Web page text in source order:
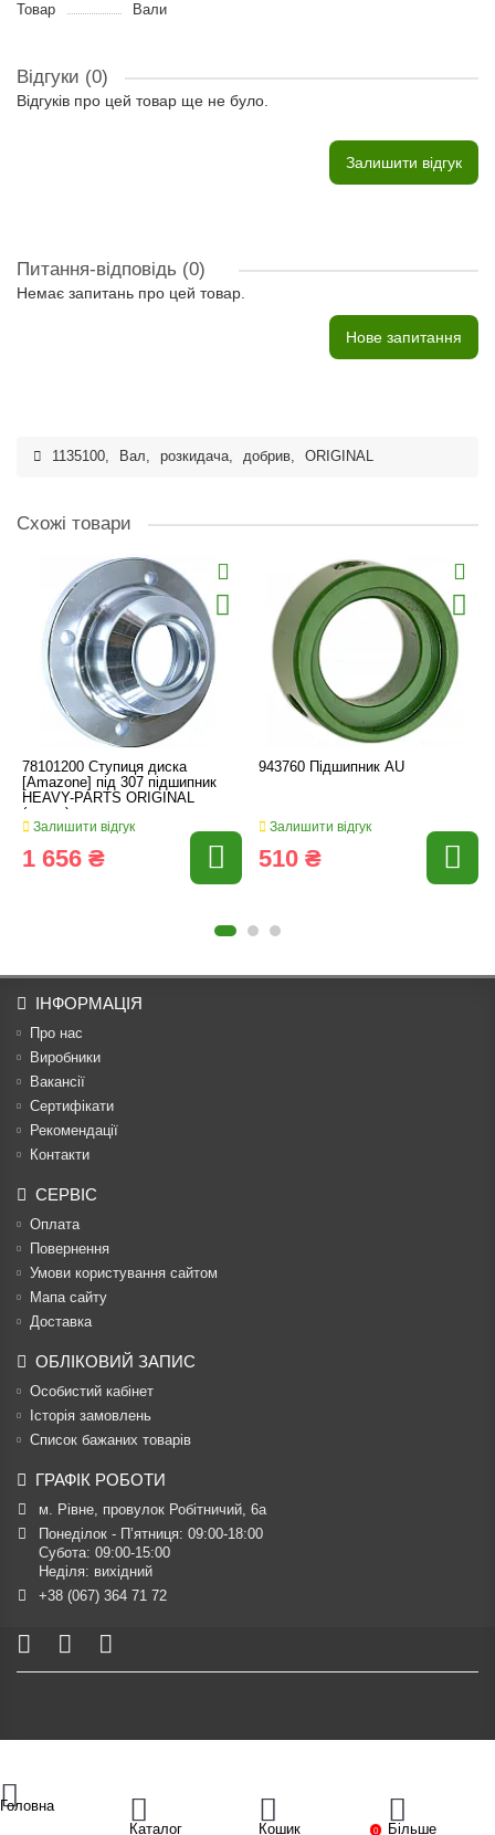
Товар
Вали
Відгуки (0)
Відгуків про цей товар ще не було.
Залишити відгук
Питання-відповідь (0)
Немає запитань про цей товар.
Нове запитання
1135100, Вал, розкидача, добрив, ORIGINAL
Схожі товари
78101200 Ступиця диска
[Amazone] під 307 підшипник
HEAVY-PARTS ORIGINAL
(сталь)
Залишити відгук
1 656 ₴
943760 Підшипник AU
Залишити відгук
510 ₴
ІНФОРМАЦІЯ
Про нас
Виробники
Вакансії
Сертифікати
Рекомендації
Контакти
СЕРВІС
Оплата
Повернення
Умови користування сайтом
Мапа сайту
Доставка
ОБЛІКОВИЙ ЗАПИС
Особистий кабінет
Історія замовлень
Список бажаних товарів
ГРАФІК РОБОТИ
м. Рівне, провулок Робітничий, 6а
Понеділок - П’ятниця: 09:00-18:00
Субота: 09:00-15:00
Неділя: вихідний
+38 (067) 364 71 72
Головна
Каталог
Кошик 0 Більше